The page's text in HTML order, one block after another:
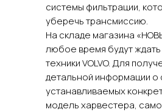
системы фильтрации,
уберечь трансмиссию.
На складе магазина
любое время будут
техники VOLVO. Для
детальной информации о
устанавливаемых
модель харвестера,